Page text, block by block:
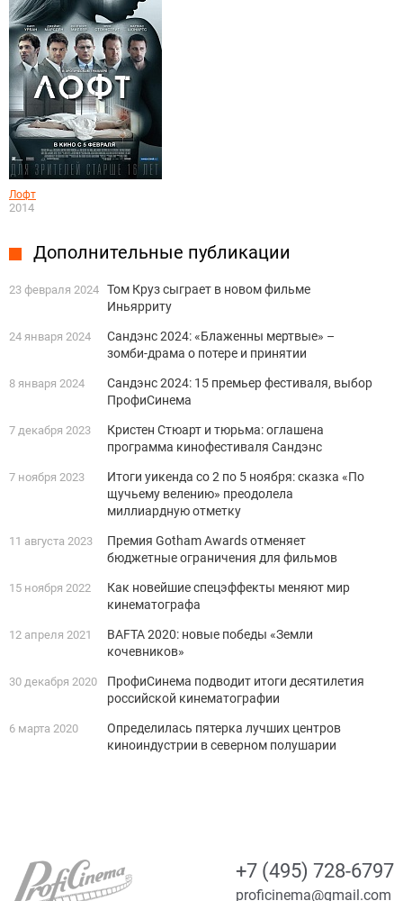
Лофт
2014
Дополнительные публикации
23 февраля 2024 Том Круз сыграет в новом фильме
Иньярриту
24 января 2024
Сандэнс 2024: «Блаженны мертвые» –
зомби-драма о потере и принятии
8 января 2024
Сандэнс 2024: 15 премьер фестиваля, выбор
ПрофиСинема
7 декабря 2023
Кристен Стюарт и тюрьма: оглашена
программа кинофестиваля Сандэнс
7 ноября 2023
Итоги уикенда со 2 по 5 ноября: сказка «По
щучьему велению» преодолела
миллиардную отметку
11 августа 2023
Премия Gotham Awards отменяет
бюджетные ограничения для фильмов
15 ноября 2022
Как новейшие спецэффекты меняют мир
кинематографа
12 апреля 2021
BAFTA 2020: новые победы «Земли
кочевников»
30 декабря 2020
ПрофиСинема подводит итоги десятилетия
российской кинематографии
6 марта 2020
Определилась пятерка лучших центров
киноиндустрии в северном полушарии
+7 (495) 728-6797
proficinema@gmail.com